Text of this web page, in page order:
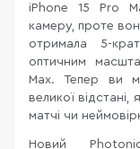
iPhone 15 Pro
камеру, проте
отримала 5-
оптичним
Max. Тепер ви
великої
матчі чи
Новий